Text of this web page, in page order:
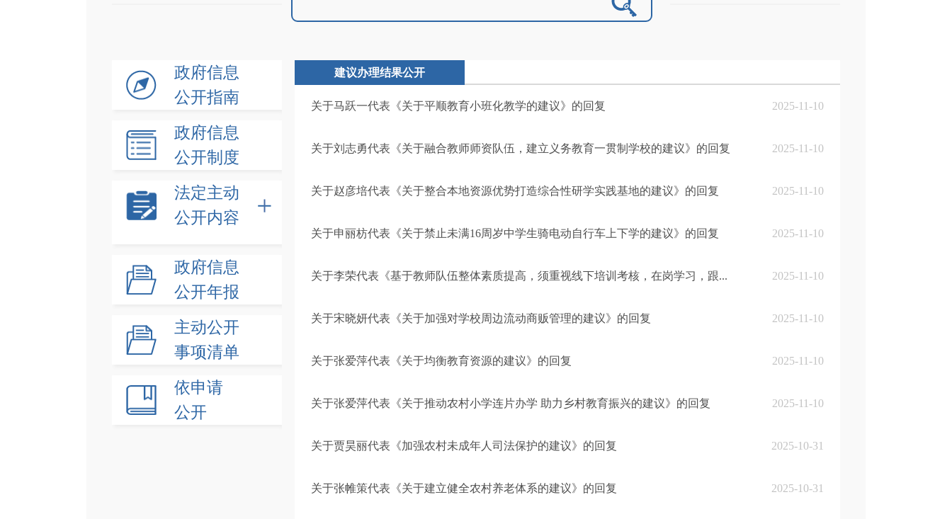
政府信息
公开指南
政府信息
公开制度
法定主动
公开内容
政府信息
公开年报
主动公开
事项清单
依申请
公开
建议办理结果公开
关于马跃一代表《关于平顺教育小班化教学的建议》的回复 2025-11-10
关于刘志勇代表《关于融合教师师资队伍，建立义务教育一贯制学校的建议》的回复 2025-11-10
关于赵彦培代表《关于整合本地资源优势打造综合性研学实践基地的建议》的回复 2025-11-10
关于申丽枋代表《关于禁止未满16周岁中学生骑电动自行车上下学的建议》的回复 2025-11-10
关于李荣代表《基于教师队伍整体素质提高，须重视线下培训考核，在岗学习，跟... 2025-11-10
关于宋晓妍代表《关于加强对学校周边流动商贩管理的建议》的回复 2025-11-10
关于张爱萍代表《关于均衡教育资源的建议》的回复 2025-11-10
关于张爱萍代表《关于推动农村小学连片办学 助力乡村教育振兴的建议》的回复 2025-11-10
关于贾昊丽代表《加强农村未成年人司法保护的建议》的回复 2025-10-31
关于张帷策代表《关于建立健全农村养老体系的建议》的回复 2025-10-31